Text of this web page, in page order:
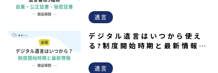
遺言
デジタル遺言はいつから使え
る?制度開始時期と最新情報を
遺言